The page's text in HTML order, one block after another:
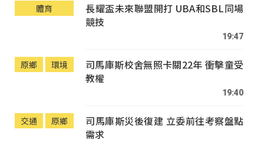
體育
長耀盃未來聯盟開打 UBA和SBL同場
競技
19:47
原鄉 環境
司馬庫斯校舍無照卡關22年 衝擊童受
教權
19:40
交通 原鄉
司馬庫斯災後復建 立委前往考察盤點
需求